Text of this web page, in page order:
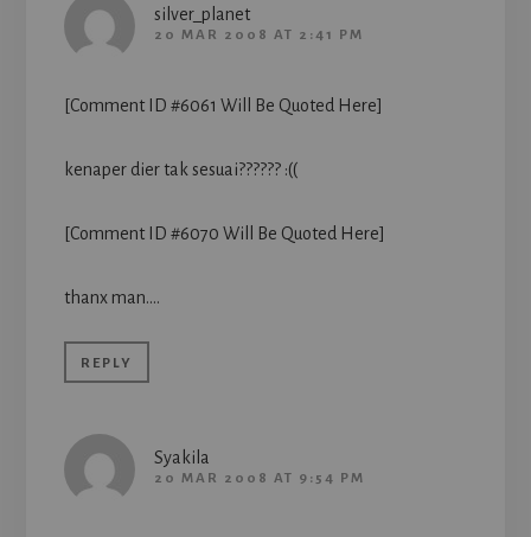
silver_planet
20 MAR 2008 AT 2:41 PM
[Comment ID #6061 Will Be Quoted Here]
kenaper dier tak sesuai?????? :((
[Comment ID #6070 Will Be Quoted Here]
thanx man….
REPLY
Syakila
20 MAR 2008 AT 9:54 PM